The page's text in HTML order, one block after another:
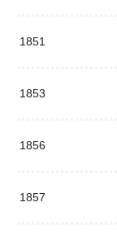
1851
1853
1856
1857